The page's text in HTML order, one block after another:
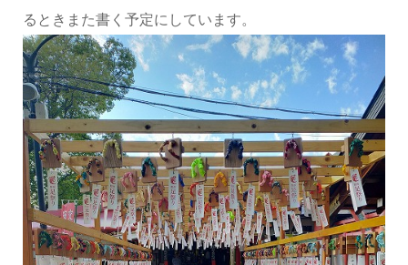
るときまた書く予定にしています。